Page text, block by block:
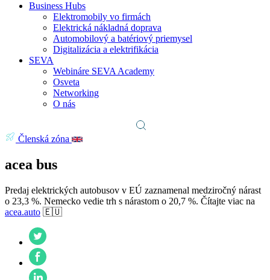
Business Hubs
Elektromobily vo firmách
Elektrická nákladná doprava
Automobilový a batériový priemysel
Digitalizácia a elektrifikácia
SEVA
Webináre SEVA Academy
Osveta
Networking
O nás
Členská zóna
acea bus
Predaj elektrických autobusov v EÚ zaznamenal medziročný nárast
o 23,3 %. Nemecko vedie trh s nárastom o 20,7 %. Čítajte viac na
acea.auto 🇪🇺